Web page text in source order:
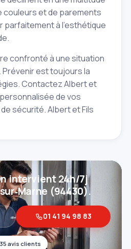
couleurs et de parements
parfaitement à l'esthétique
confronté à une situation
est toujours la
Contactez Albert et
de vos
sécurité. Albert et Fils
avis clients
intervient 24h/7j
(94430).
01 41 94 98 83